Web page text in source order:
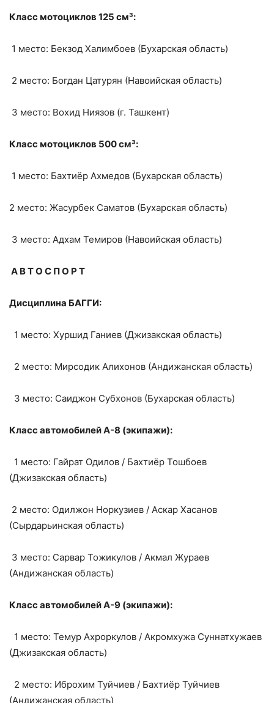
Класс мотоциклов 125 см³:
1 место: Бекзод Халимбоев (Бухарская область)
2 место: Богдан Цатурян (Навоийская область)
3 место: Вохид Ниязов (г. Ташкент)
Класс мотоциклов 500 см³:
1 место: Бахтиёр Ахмедов (Бухарская область)
2 место: Жасурбек Саматов (Бухарская область)
3 место: Адхам Темиров (Навоийская область)
А В Т О С П О Р Т
Дисциплина БАГГИ:
1 место: Хуршид Ганиев (Джизакская область)
2 место: Мирсодик Алихонов (Андижанская область)
3 место: Саиджон Субхонов (Бухарская область)
Класс автомобилей А-8 (экипажи):
1 место: Гайрат Одилов / Бахтиёр Тошбоев
(Джизакская область)
2 место: Одилжон Норкузиев / Аскар Хасанов
(Сырдарьинская область)
3 место: Сарвар Тожикулов / Акмал Жураев
(Андижанская область)
Класс автомобилей А-9 (экипажи):
1 место: Темур Ахроркулов / Акромхужа Суннатхужаев
(Джизакская область)
2 место: Иброхим Туйчиев / Бахтиёр Туйчиев
(Андижанская область)